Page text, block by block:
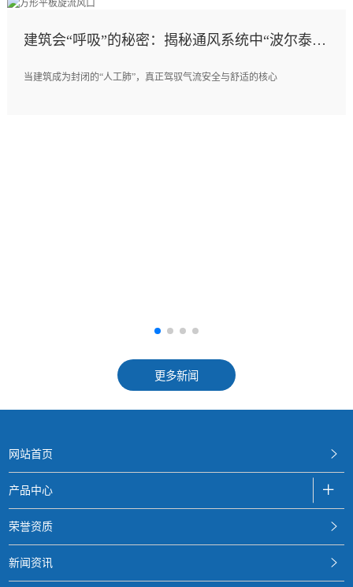
建筑会“呼吸”的秘密：揭秘通风系统中“波尔泰克
当建筑成为封闭的“人工肺”，真正驾驭气流安全与舒适的核心
更多新闻
网站首页
产品中心
荣誉资质
新闻资讯